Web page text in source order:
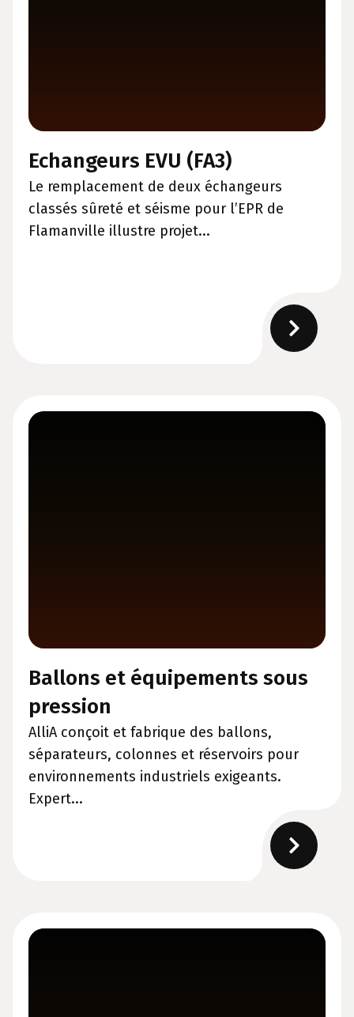
Echangeurs EVU (FA3)
Le remplacement de deux échangeurs
classés sûreté et séisme pour l’EPR de
Flamanville illustre projet...
Ballons et équipements sous
pression
AlliA conçoit et fabrique des ballons,
séparateurs, colonnes et réservoirs pour
environnements industriels exigeants.
Expert...